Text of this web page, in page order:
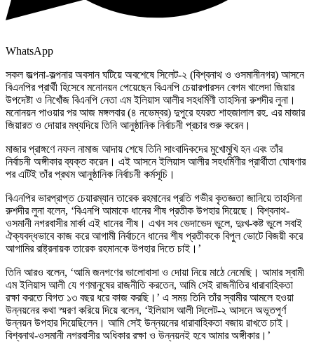
WhatsApp
সকল জল্পনা-কল্পনার অবসান ঘটিয়ে অবশেষে সিলেট-২ (বিশ্বনাথ ও ওসমানীনগর) আসনে
বিএনপির প্রার্থী হিসেবে মনোনয়ন পেয়েছেন বিএনপি চেয়ারপারসন বেগম খালেদা জিয়ার
উপদেষ্টা ও নিখোঁজ বিএনপি নেতা এম ইলিয়াস আলীর সহধর্মিণী তাহসিনা রুশদীর লুনা।
মনোনয়ন পাওয়ার পর আজ মঙ্গলবার (৪ নভেম্বর) দুপুরে হযরত শাহজালাল রহ. এর মাজার
জিয়ারত ও দোয়ার মধ্যদিয়ে তিনি আনুষ্ঠানিক নির্বাচনী প্রচার শুরু করেন।
​মাজার প্রাঙ্গণে নফল নামাজ আদায় শেষে তিনি সাংবাদিকদের মুখোমুখি হন এবং তাঁর
নির্বাচনী অঙ্গীকার ব্যক্ত করেন। এই আসনে ইলিয়াস আলীর সহধর্মিণীর প্রার্থীতা ঘোষণার
পর এটিই তাঁর প্রথম আনুষ্ঠানিক নির্বাচনী কর্মসূচি।
​বিএনপির ভারপ্রাপ্ত চেয়ারম্যান তারেক রহমানের প্রতি গভীর কৃতজ্ঞতা জানিয়ে তাহসিনা
রুশদীর লুনা বলেন, ‘বিএনপি আমাকে ধানের শীষ প্রতীক উপহার দিয়েছে। বিশ্বনাথ-
ওসমানী নগরবাসীর মার্কা এই ধানের শীষ। এখন সব ভেদাভেদ ভুলে, দুঃখ-কষ্ট ভুলে সবাই
ঐক্যবদ্ধভাবে কাজ করে আগামী নির্বাচনে ধানের শীষ প্রতীককে বিপুল ভোটে বিজয়ী করে
আগামির রাষ্ট্রনায়ক তারেক রহমানকে উপহার দিতে চাই।’
​তিনি আরও বলেন, ‘আমি জনগণের ভালোবাসা ও দোয়া নিয়ে মাঠে নেমেছি। আমার স্বামী
এম ইলিয়াস আলী যে গণমানুষের রাজনীতি করতেন, আমি সেই রাজনীতির ধারাবাহিকতা
রক্ষা করতে বিগত ১৩ বছর ধরে কাজ করছি।’ ​এ সময় তিনি তাঁর স্বামীর আমলে হওয়া
উন্নয়নের কথা স্মরণ করিয়ে দিয়ে বলেন, ‘ইলিয়াস আলী সিলেট-২ আসনে অভূতপূর্ণ
উন্নয়ন উপহার দিয়েছিলেন। আমি সেই উন্নয়নের ধারাবাহিকতা বজায় রাখতে চাই।
বিশ্বনাথ-ওসমানী নগরবাসীর অধিকার রক্ষা ও উন্নয়নই হবে আমার অঙ্গীকার।’